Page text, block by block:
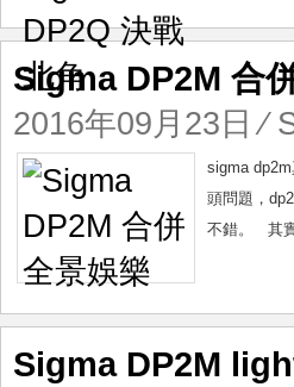
Sigma DP2M 合
2016年09月23日 ⁄
sigma
頭問題，
不錯。 其
Sigma DP2M